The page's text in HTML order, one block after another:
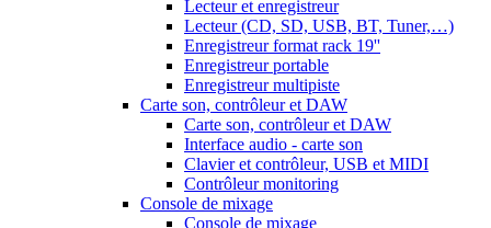
Lecteur et enregistreur
Lecteur (CD, SD, USB, BT, Tuner,…)
Enregistreur format rack 19''
Enregistreur portable
Enregistreur multipiste
Carte son, contrôleur et DAW
Carte son, contrôleur et DAW
Interface audio - carte son
Clavier et contrôleur, USB et MIDI
Contrôleur monitoring
Console de mixage
Console de mixage